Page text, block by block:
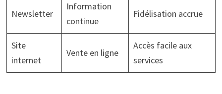
Newsletter
Information
continue
Fidélisation accrue
Site
internet
Vente en ligne
Accès facile aux
services